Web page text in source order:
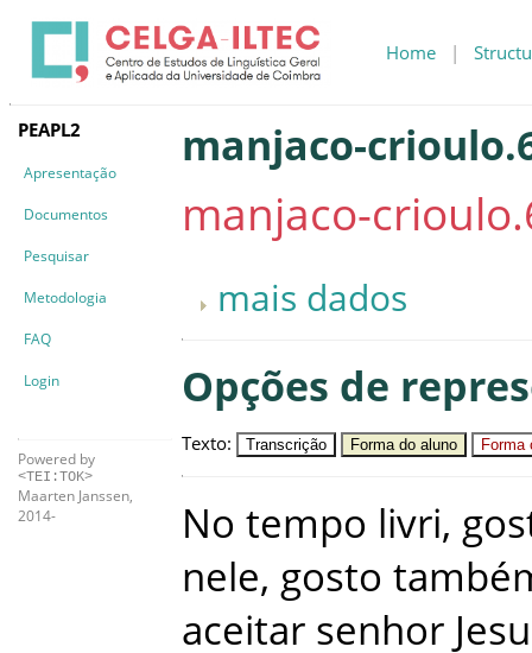
Home |
PEAPL2
Apresentação
Documentos
Pesquisar
Metodologia
FAQ
Login
Powered by
<TEI:TOK>
Maarten Janssen,
2014-
manjaco-
manjaco-
mais dados
Opções de
Texto: Transcrição Forma do aluno Forma
No tempo livri,
nele, gosto
aceitar senhor